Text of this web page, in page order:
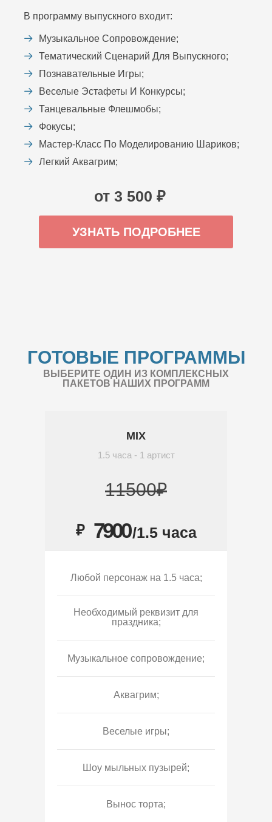
В программу выпускного входит:
Музыкальное Сопровождение;
Тематический Сценарий Для Выпускного;
Познавательные Игры;
Веселые Эстафеты И Конкурсы;
Танцевальные Флешмобы;
Фокусы;
Мастер-Класс По Моделированию Шариков;
Легкий Аквагрим;
от 3 500 ₽
УЗНАТЬ ПОДРОБНЕЕ
ГОТОВЫЕ ПРОГРАММЫ
ВЫБЕРИТЕ ОДИН ИЗ КОМПЛЕКСНЫХ
ПАКЕТОВ НАШИХ ПРОГРАММ
MIX
1.5 часа - 1 артист
11500₽
₽ 7900/1.5 часа
Любой персонаж на 1.5 часа;
Необходимый реквизит для
праздника;
Музыкальное сопровождение;
Аквагрим;
Веселые игры;
Шоу мыльных пузырей;
Вынос торта;